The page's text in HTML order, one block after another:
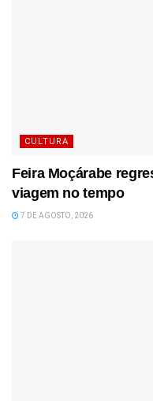
CULTURA
Feira Moçárabe
viagem no tempo
7 DE AGOSTO, 2026